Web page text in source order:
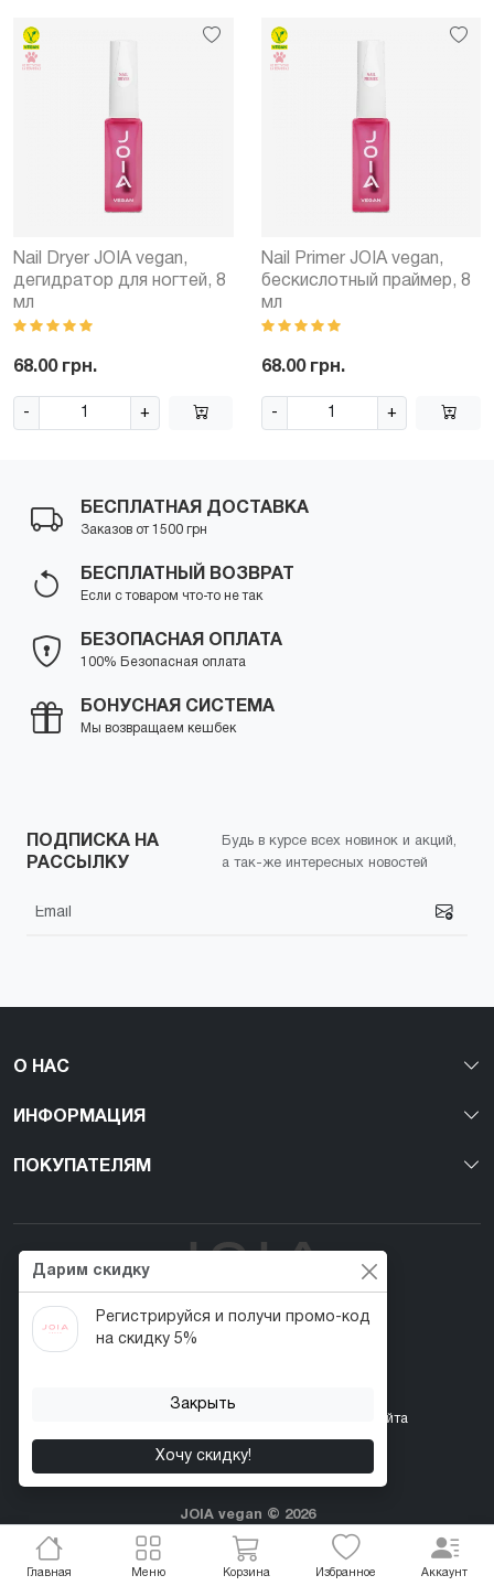
Главная Меню Корзина Избранное Аккаунт
Nail Dryer JOIA vegan,
дегидратор для ногтей, 8
мл
68.00 грн.
- +
Nail Primer JOIA vegan,
бескислотный праймер, 8
мл
68.00 грн.
- +
БЕСПЛАТНАЯ ДОСТАВКА
Заказов от 1500 грн
БЕСПЛАТНЫЙ ВОЗВРАТ
Если с товаром что-то не так
БЕЗОПАСНАЯ ОПЛАТА
100% Безопасная оплата
БОНУСНАЯ СИСТЕМА
Мы возвращаем кешбек
ПОДПИСКА НА
РАССЫЛКУ
Будь в курсе всех новинок и акций,
а так-же интересных новостей
О НАС
ИНФОРМАЦИЯ
ПОКУПАТЕЛЯМ
Первый веган nail-бренд в Украине!
Карта сайта
JOIA vegan © 2026
Дарим скидку
Регистрируйся и получи промо-код
на скидку 5%
Закрыть
Хочу скидку!